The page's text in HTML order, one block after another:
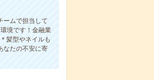
ームで担当して
境です！金融業
髪型やネイルも
なたの不安に寄